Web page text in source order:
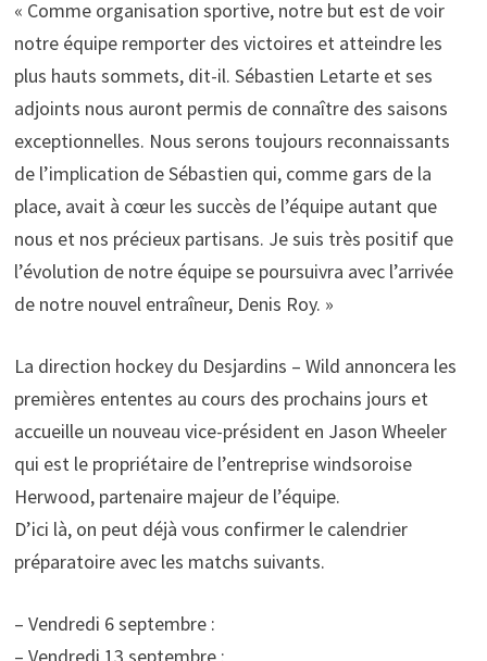
« Comme organisation sportive, notre but est de voir
notre équipe remporter des victoires et atteindre les
plus hauts sommets, dit-il. Sébastien Letarte et ses
adjoints nous auront permis de connaître des saisons
exceptionnelles. Nous serons toujours reconnaissants
de l’implication de Sébastien qui, comme gars de la
place, avait à cœur les succès de l’équipe autant que
nous et nos précieux partisans. Je suis très positif que
l’évolution de notre équipe se poursuivra avec l’arrivée
de notre nouvel entraîneur, Denis Roy. »
La direction hockey du Desjardins – Wild annoncera les
premières ententes au cours des prochains jours et
accueille un nouveau vice-président en Jason Wheeler
qui est le propriétaire de l’entreprise windsoroise
Herwood, partenaire majeur de l’équipe.
D’ici là, on peut déjà vous confirmer le calendrier
préparatoire avec les matchs suivants.
– Vendredi 6 septembre :